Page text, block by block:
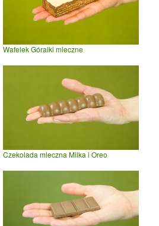
Wafelek Góralki mleczne
Czekolada mleczna Milka i Oreo